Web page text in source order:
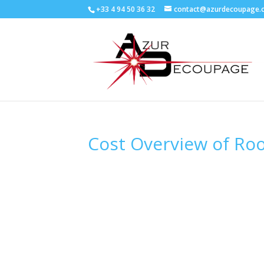
+33 4 94 50 36 32
Cost Overview of